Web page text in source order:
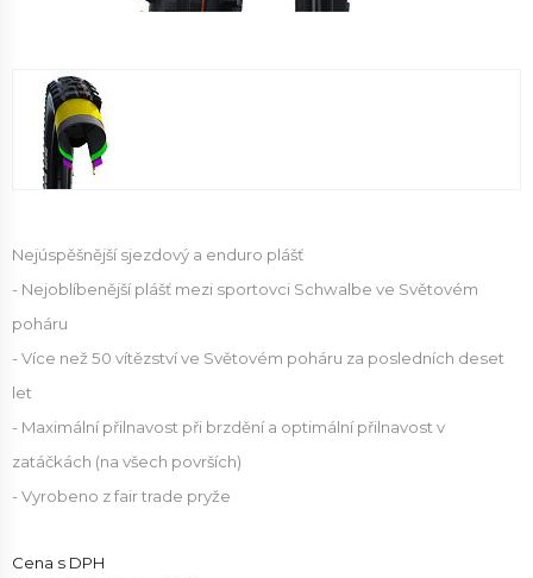
Nejúspěšnější sjezdový a enduro plášť
- Nejoblíbenější plášť mezi sportovci Schwalbe ve Světovém
poháru
- Více než 50 vítězství ve Světovém poháru za posledních deset
let
- Maximální přilnavost při brzdění a optimální přilnavost v
zatáčkách (na všech površích)
- Vyrobeno z fair trade pryže
Cena s DPH